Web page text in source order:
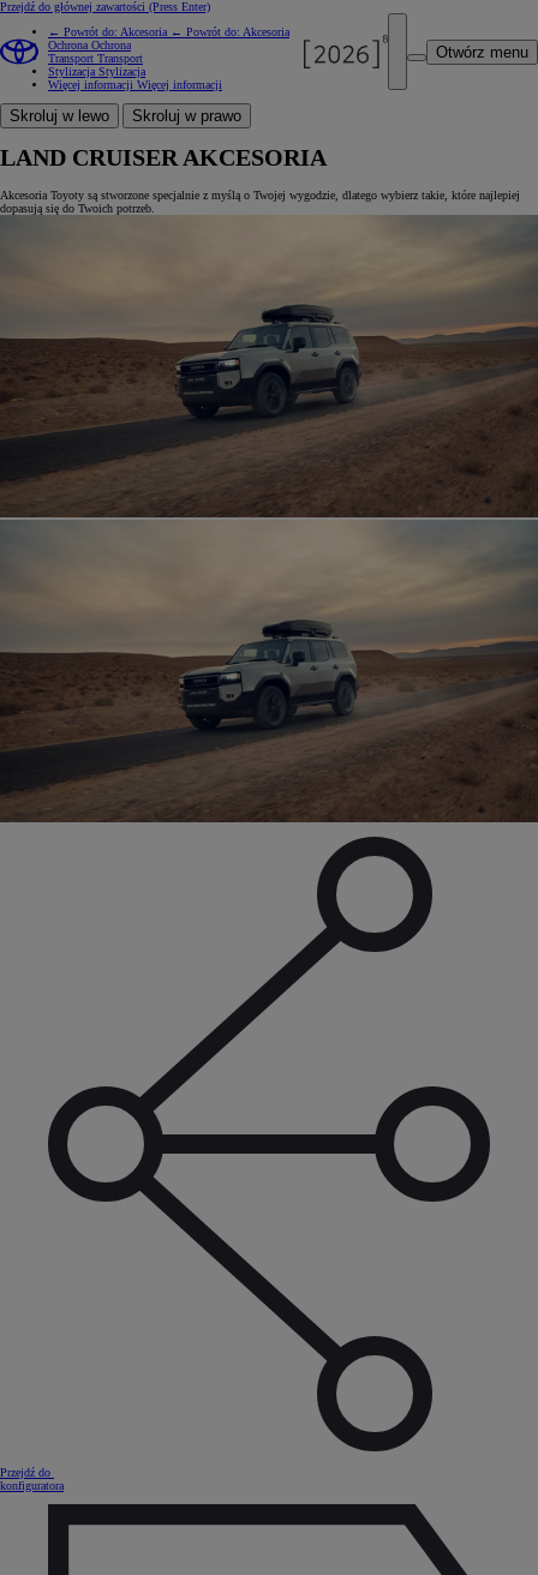
Przejdź do głównej zawartości (Press Enter)
Otwórz menu
← Powrót do: Akcesoria ← Powrót do: Akcesoria
Ochrona Ochrona
Transport Transport
Stylizacja Stylizacja
Więcej informacji Więcej informacji
Skroluj w lewo Skroluj w prawo
LAND CRUISER AKCESORIA
Akcesoria Toyoty są stworzone specjalnie z myślą o Twojej wygodzie, dlatego wybierz takie, które najlepiej
dopasują się do Twoich potrzeb.
Przejdź do
konfiguratora